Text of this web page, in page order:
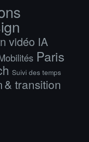
vidéo IA
Paris
Suivi des temps
& transition